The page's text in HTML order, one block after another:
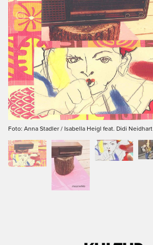
Foto: Anna Stadler / Isabella Heigl feat. Didi Neidhart